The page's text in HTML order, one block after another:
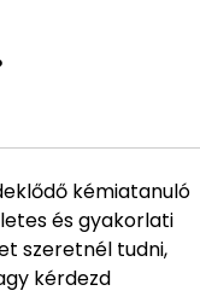
kémiatanuló
és gyakorlati
szeretnél tudni,
kérdezd